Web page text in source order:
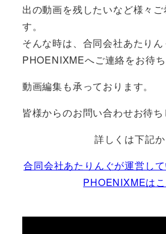
出の動画を残したいなど様々
す。
そんな時は、合同会社あたり
PHOENIXMEへご連絡をお待ち
動画編集も承っております。
皆様からのお問い合わせお待ち
詳しくは下記か
合同会社あたりんぐが運営し
PHOENIXMEは